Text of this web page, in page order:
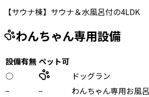
【サウナ棟】サウナ＆水風呂付の4LDK
わんちゃん専用設備
設備有無 ペット可
○
ドッグラン
−
−
わんちゃん専用お風呂